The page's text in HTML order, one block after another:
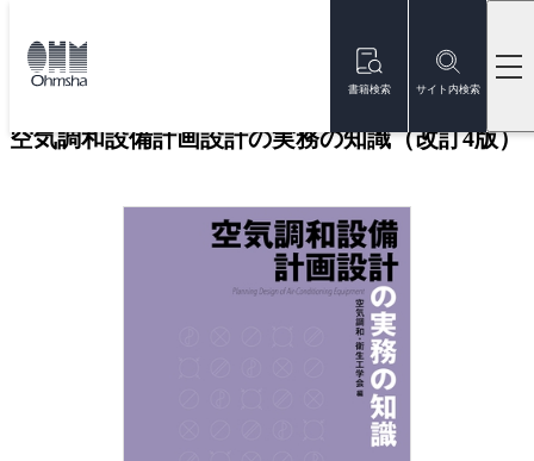
書籍検索 サイト内検索
トップ
空気調和設備計画設計の実務の知識（改訂4版）